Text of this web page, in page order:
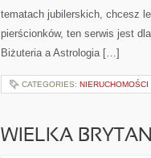
tematach jubilerskich, chcesz
pierścionków, ten serwis jest
Biżuteria a Astrologia […]
CATEGORIES: NIERUCHOMOŚCI
WIELKA